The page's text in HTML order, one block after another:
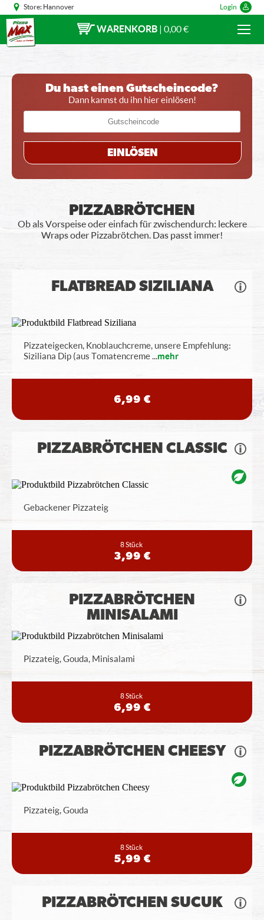
Store: Hannover Login
WARENKORB | 0,00 €
Du hast einen Gutscheincode?
Dann kannst du ihn hier einlösen!
EINLÖSEN
PIZZABRÖTCHEN
Ob als Vorspeise oder einfach für zwischendurch: leckere
Wraps oder Pizzabrötchen. Das passt immer!
FLATBREAD SIZILIANA
Pizzateigecken, Knoblauchcreme, unsere Empfehlung:
Siziliana Dip (aus Tomatencreme...mehr
6,99 €
PIZZABRÖTCHEN CLASSIC
Gebackener Pizzateig
8 Stück
3,99 €
PIZZABRÖTCHEN
MINISALAMI
Pizzateig, Gouda, Minisalami
8 Stück
6,99 €
PIZZABRÖTCHEN CHEESY
Pizzateig, Gouda
8 Stück
5,99 €
PIZZABRÖTCHEN SUCUK